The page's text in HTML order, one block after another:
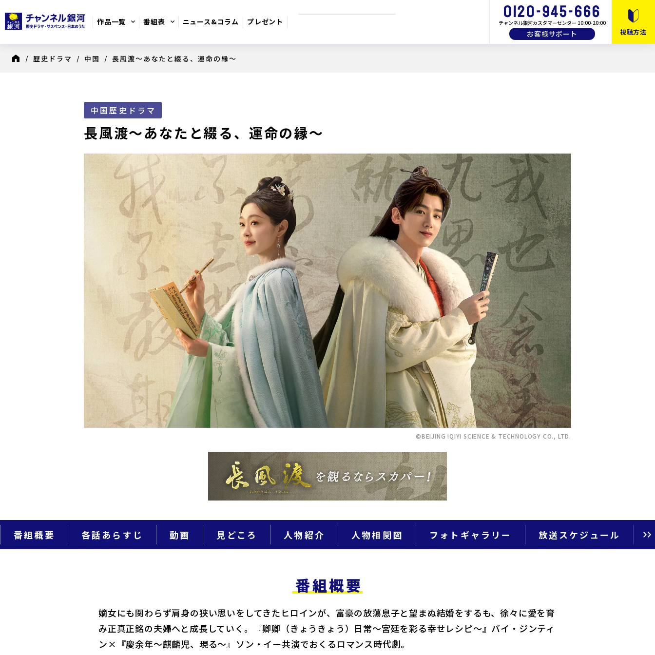
作品一覧 番組表 ニュース&コラム プレゼント チャンネル銀河カスタマーセンター 10:00-20:00
お客様サポート 視聴方法
歴史ドラマ
/ 歴史ドラマ / 中国 / 長風渡～あなたと綴る、運命の縁～
中国歴史ドラマ
長風渡～あなたと綴る、運命の縁～
©BEIJING IQIYI SCIENCE & TECHNOLOGY CO., LTD.
番組概要 各話あらすじ 動画 見どころ 人物紹介 人物相関図 フォトギャラリー 放送スケジュール
番組概要
嫡女にも関わらず肩身の狭い思いをしてきたヒロインが、富豪の放蕩息子と望まぬ結婚をするも、徐々に愛を育
み正真正銘の夫婦へと成長していく。『卿卿（きょうきょう）日常～宮廷を彩る幸せレシピ～』バイ・ジンティ
ン×『慶余年～麒麟児、現る～』ソン・イー共演でおくるロマンス時代劇。